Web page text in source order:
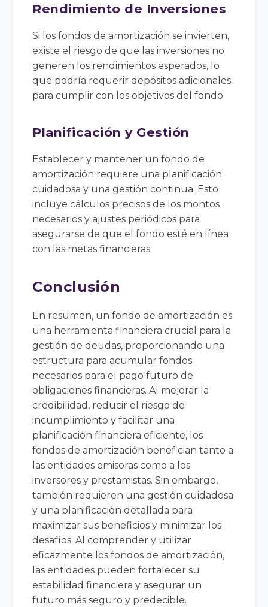
Rendimiento de Inversiones
Si los fondos de amortización se invierten,
existe el riesgo de que las inversiones no
generen los rendimientos esperados, lo
que podría requerir depósitos adicionales
para cumplir con los objetivos del fondo.
Planificación y Gestión
Establecer y mantener un fondo de
amortización requiere una planificación
cuidadosa y una gestión continua. Esto
incluye cálculos precisos de los montos
necesarios y ajustes periódicos para
asegurarse de que el fondo esté en línea
con las metas financieras.
Conclusión
En resumen, un fondo de amortización es
una herramienta financiera crucial para la
gestión de deudas, proporcionando una
estructura para acumular fondos
necesarios para el pago futuro de
obligaciones financieras. Al mejorar la
credibilidad, reducir el riesgo de
incumplimiento y facilitar una
planificación financiera eficiente, los
fondos de amortización benefician tanto a
las entidades emisoras como a los
inversores y prestamistas. Sin embargo,
también requieren una gestión cuidadosa
y una planificación detallada para
maximizar sus beneficios y minimizar los
desafíos. Al comprender y utilizar
eficazmente los fondos de amortización,
las entidades pueden fortalecer su
estabilidad financiera y asegurar un
futuro más seguro y predecible.